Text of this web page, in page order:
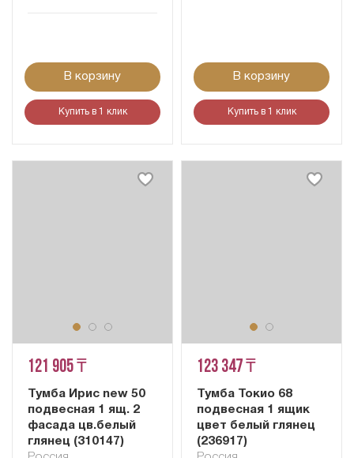
В корзину
Купить в 1 клик
В корзину
Купить в 1 клик
121 905 ₸
Тумба Ирис new 50
подвесная 1 ящ. 2
фасада цв.белый
глянец (310147)
123 347 ₸
Тумба Токио 68
подвесная 1 ящик
цвет белый глянец
(236917)